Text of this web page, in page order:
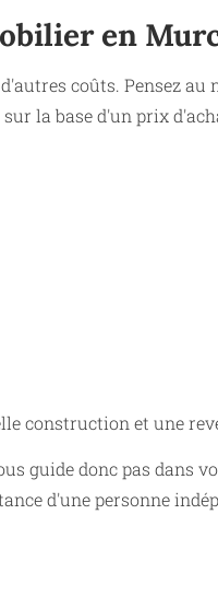
en
coûts. Pensez au
la base d'un prix
construction et une
guide donc pas dans
d'une personne